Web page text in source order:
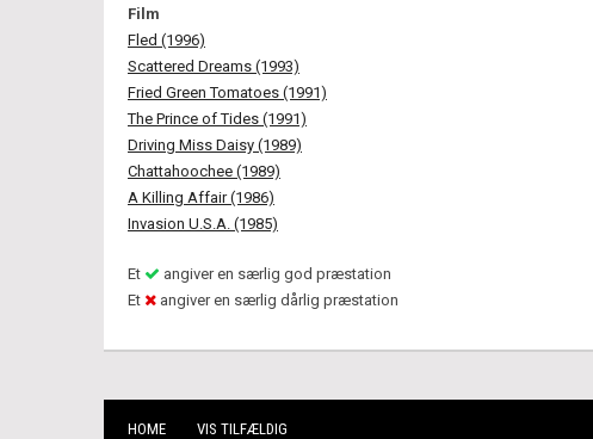
Film
Fled (1996)
Scattered Dreams (1993)
Fried Green Tomatoes (1991)
The Prince of Tides (1991)
Driving Miss Daisy (1989)
Chattahoochee (1989)
A Killing Affair (1986)
Invasion U.S.A. (1985)
Et
angiver en særlig god præstation
Et
angiver en særlig dårlig præstation
HOME VIS TILFÆLDIG